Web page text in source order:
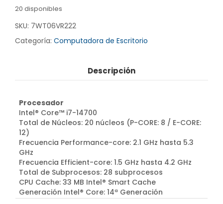
20 disponibles
SKU: 7WT06VR222
Categoría: Computadora de Escritorio
Descripción
Procesador
Intel® Core™ i7-14700
Total de Núcleos: 20 núcleos (P-CORE: 8 / E-CORE:
12)
Frecuencia Performance-core: 2.1 GHz hasta 5.3
GHz
Frecuencia Efficient-core: 1.5 GHz hasta 4.2 GHz
Total de Subprocesos: 28 subprocesos
CPU Cache: 33 MB Intel® Smart Cache
Generación Intel® Core: 14ª Generación